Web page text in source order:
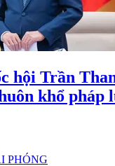
hội Trần
khổ pháp
PHÓNG